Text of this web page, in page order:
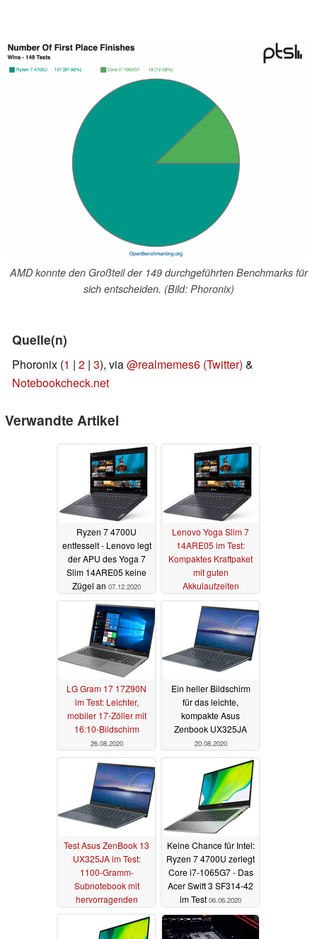
AMD konnte den Großteil der 149 durchgeführten Benchmarks für
sich entscheiden. (Bild: Phoronix)
Quelle(n)
Phoronix (1 | 2 | 3), via@realmemes6 (Twitter) &
Notebookcheck.net
Verwandte Artikel
Ryzen 7 4700U
entfesselt - Lenovo legt
der APU des Yoga 7
Slim 14ARE05 keine
Zügel an 07.12.2020
Lenovo Yoga Slim 7
14ARE05 im Test:
Kompaktes Kraftpaket
mit guten
Akkulaufzeiten
LG Gram 17 17Z90N
im Test: Leichter,
mobiler 17-Zöller mit
16:10-Bildschirm
26.08.2020
Ein heller Bildschirm
für das leichte,
kompakte Asus
Zenbook UX325JA
20.08.2020
Test Asus ZenBook 13
UX325JA im Test:
1100-Gramm-
Subnotebook mit
hervorragenden
18.08.2020
Keine Chance für Intel:
Ryzen 7 4700U zerlegt
Core i7-1065G7 - Das
Acer Swift 3 SF314-42
im Test 06.06.2020